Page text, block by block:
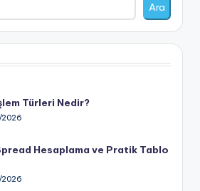
Ara
Türleri Nedir?
Hesaplama ve Pratik Tablo